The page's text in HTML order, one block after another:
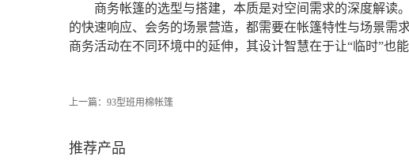
商务帐篷的选型与搭建，本质是对空间需求的深度解读
的快速响应、会务的场景营造，都需要在帐篷特性与场景需
商务活动在不同环境中的延伸，其设计智慧在于让“临时”也
上一篇： 93型班用棉帐篷
推荐产品